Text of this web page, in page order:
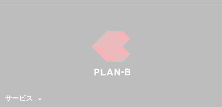
サービス